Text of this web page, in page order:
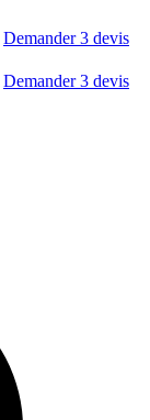
Demander 3 devis
Demander 3 devis